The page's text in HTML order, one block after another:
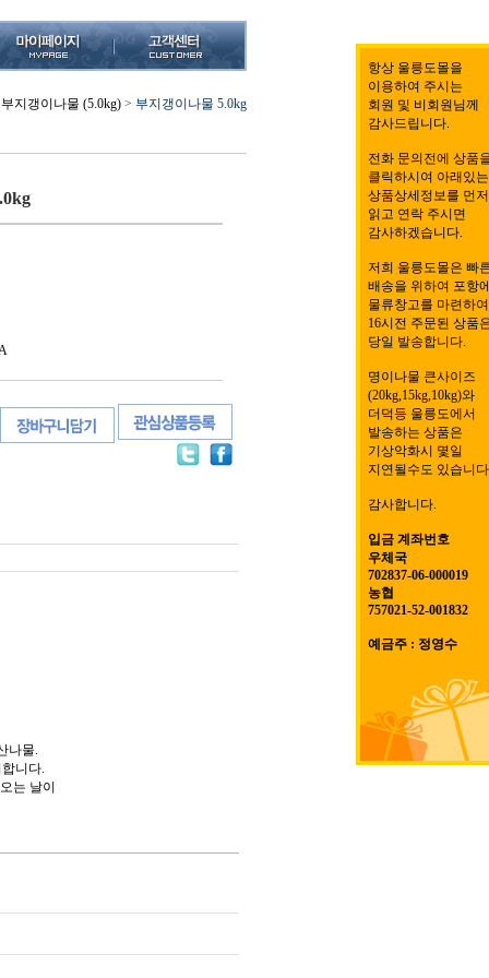
지갱이나물 (5.0kg) > 부지갱이나물 5.0kg
나물.
니다.
는 날이
항상 울릉도몰을
이용하여 주시는
회원 및 비회원님께
감사드립니다.
전화 문의전에 상품
클릭하시여 아래있는
상품상세정보를 먼저
읽고 연락 주시면
감사하겠습니다.
저희 울릉도몰은 빠
배송을 위하여 포항
물류창고를 마련하여
16시전 주문된 상품
당일 발송합니다.
명이나물 큰사이즈
(20kg,15kg,10kg)와
더덕등 울릉도에서
발송하는 상품은
기상악화시 몇일
지연될수도 있습니
감사합니다.
입금 계좌번호
우체국
702837-06-000019
농협
757021-52-001832
예금주 : 정영수